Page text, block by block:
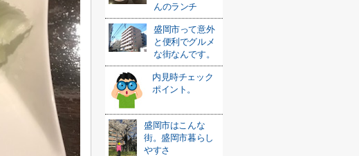
んのランチ
盛岡市って意外
と便利でグルメ
な街なんです。
内見時チェック
ポイント。
盛岡市はこんな
街。盛岡市暮らし
やすさ